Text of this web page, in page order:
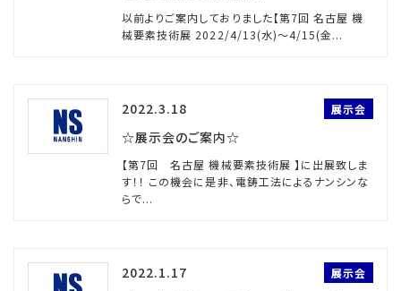
以前よりご案内しておりました【第7回 名古屋 機
械要素技術展 2022/4/13(水)～4/15(金...
展示会
2022.3.18
☆展示会のご案内☆
【第7回 名古屋 機械要素技術展 】に出展致しま
す！！ この機会に是非、電鋳工法によるナンシンな
らで...
展示会
2022.1.17